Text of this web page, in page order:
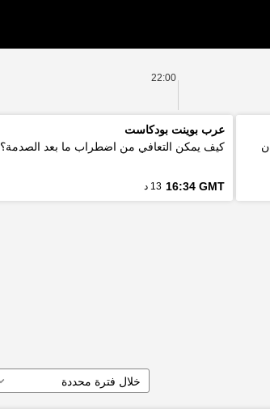
22:00
عرب بوينت بودكاست
كيف يمكن التعافي من اضطراب ما بعد الصدمة؟
16:34 GMT 13 د
خلال فترة محددة